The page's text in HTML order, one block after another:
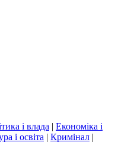
і влада | Економіка і
і освіта | Кримінал |